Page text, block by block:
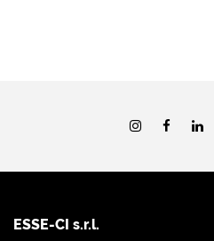
ESSE-CI s.r.l.